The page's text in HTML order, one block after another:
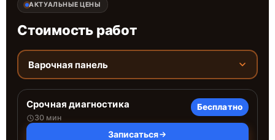
АКТУАЛЬНЫЕ ЦЕНЫ
Стоимость работ
Варочная панель
Срочная диагностика
30 мин
Бесплатно
Записаться